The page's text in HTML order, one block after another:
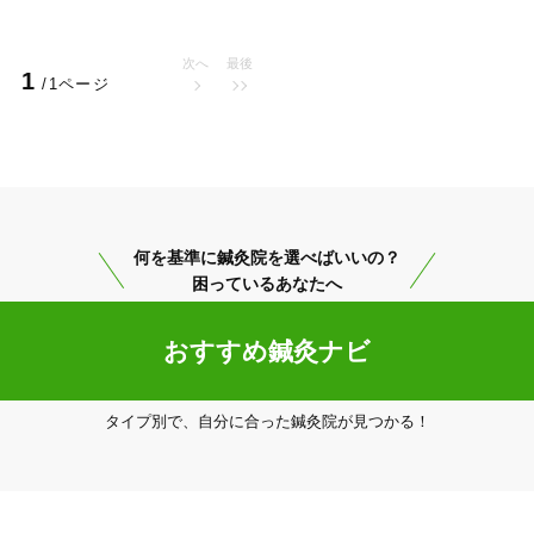
20時以降OK
す
くり聞かせてください。
1 /1ページ
次へ 最後
何を基準に鍼灸院を選べばいいの？
困っているあなたへ
おすすめ鍼灸ナビ
タイプ別で、自分に合った鍼灸院が見つかる！